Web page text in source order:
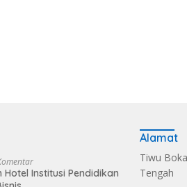
Hotel Institusi Pendidikan
Alamat
Tiwu
Tengah